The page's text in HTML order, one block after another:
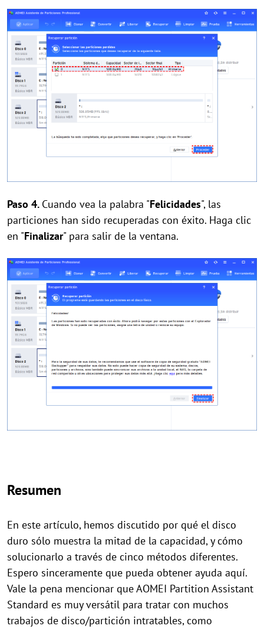
Paso 4. Cuando vea la palabra "Felicidades", las
particiones han sido recuperadas con éxito. Haga clic
en "Finalizar" para salir de la ventana.
Resumen
En este artículo, hemos discutido por qué el disco
duro sólo muestra la mitad de la capacidad, y cómo
solucionarlo a través de cinco métodos diferentes.
Espero sinceramente que pueda obtener ayuda aquí.
Vale la pena mencionar que AOMEI Partition Assistant
Standard es muy versátil para tratar con muchos
trabajos de disco/partición intratables, como